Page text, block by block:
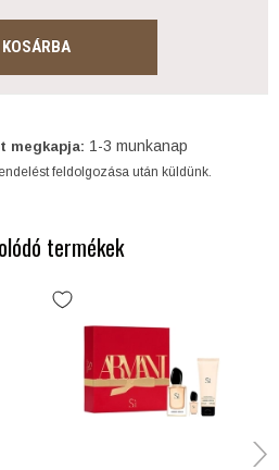
KOSÁRBA
megkapja: 1-3 munkanap
feldolgozása után küldünk.
termékek